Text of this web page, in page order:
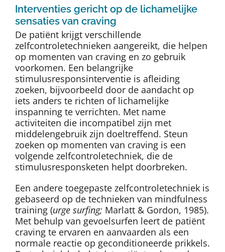
Interventies gericht op de lichamelijke
sensaties van craving
De patiënt krijgt verschillende
zelfcontroletechnieken aangereikt, die helpen
op momenten van craving en zo gebruik
voorkomen. Een belangrijke
stimulusresponsinterventie is afleiding
zoeken, bijvoorbeeld door de aandacht op
iets anders te richten of lichamelijke
inspanning te verrichten. Met name
activiteiten die incompatibel zijn met
middelengebruik zijn doeltreffend. Steun
zoeken op momenten van craving is een
volgende zelfcontroletechniek, die de
stimulusresponsketen helpt doorbreken.
Een andere toegepaste zelfcontroletechniek is
gebaseerd op de technieken van mindfulness
training (urge surfing; Marlatt & Gordon, 1985).
Met behulp van gevoelsurfen leert de patiënt
craving te ervaren en aanvaarden als een
normale reactie op geconditioneerde prikkels.